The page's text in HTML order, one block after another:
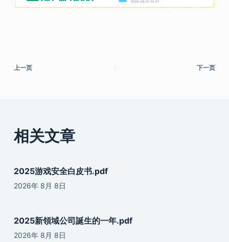
上一页 下一页
相关文章
2025游戏安全白皮书.pdf
2026年 8月 8日
2025新領域公司誕生的一年.pdf
2026年 8月 8日